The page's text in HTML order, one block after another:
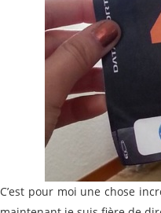
C’est pour moi une chose